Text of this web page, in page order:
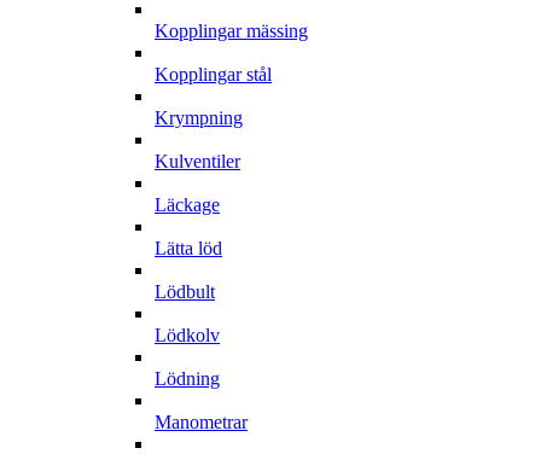
Kopplingar mässing
Kopplingar stål
Krympning
Kulventiler
Läckage
Lätta löd
Lödbult
Lödkolv
Lödning
Manometrar